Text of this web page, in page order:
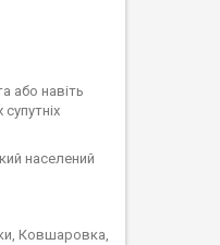
або навіть
населений
Ковшаровка,